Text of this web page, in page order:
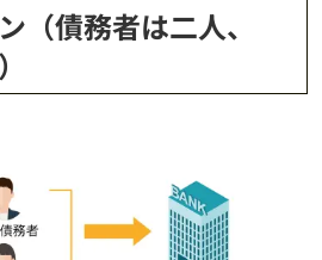
（債務者は二人、